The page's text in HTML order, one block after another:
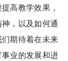
高教学效果，
，以及如何通
期待着在未来
业的发展和进